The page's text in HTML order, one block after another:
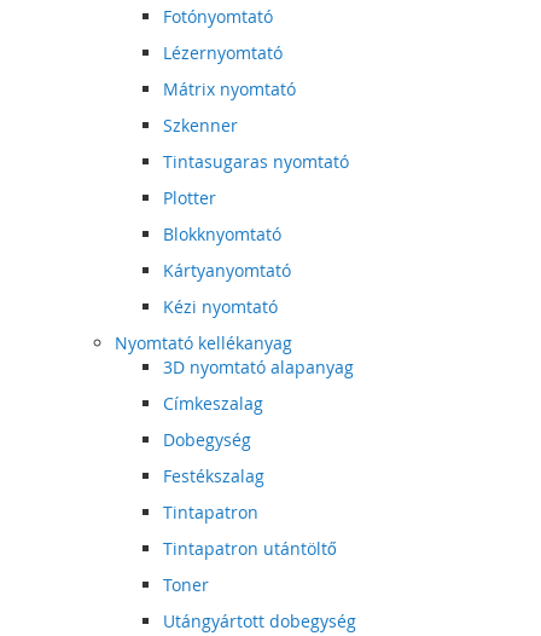
Fotónyomtató
Lézernyomtató
Mátrix nyomtató
Szkenner
Tintasugaras nyomtató
Plotter
Blokknyomtató
Kártyanyomtató
Kézi nyomtató
Nyomtató kellékanyag
3D nyomtató alapanyag
Címkeszalag
Dobegység
Festékszalag
Tintapatron
Tintapatron utántöltő
Toner
Utángyártott dobegység